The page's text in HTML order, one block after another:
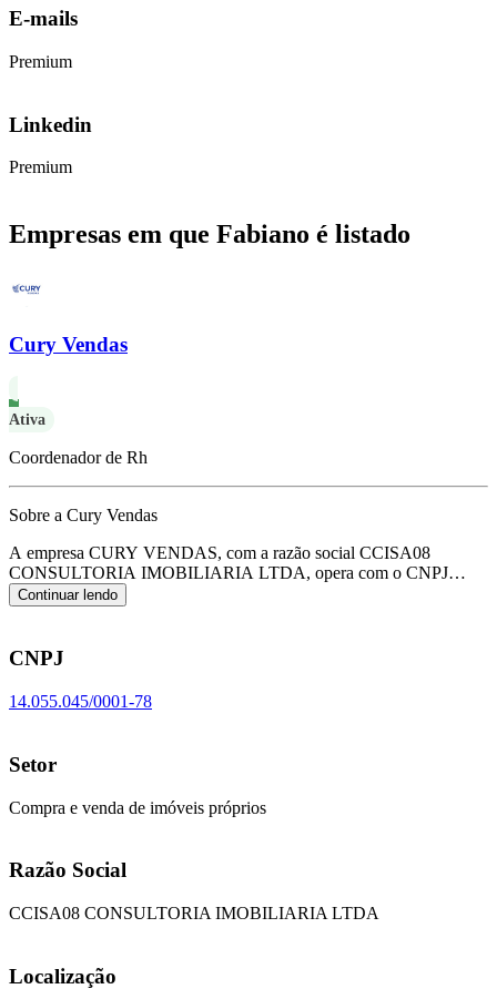
E-mails
Premium
Linkedin
Premium
Empresas em que Fabiano é listado
Cury Vendas
Ativa
Coordenador de Rh
Sobre a Cury Vendas
A empresa CURY VENDAS, com a razão social CCISA08
CONSULTORIA IMOBILIARIA LTDA, opera com o CNPJ
14.055.045/0001-78 e tem sua sede localizada em Sao Paulo/SP.
Seu foco principal de atuação é de compra e venda de imóveis
Continuar lendo
CNPJ
14.055.045/0001-78
Setor
Compra e venda de imóveis próprios
Razão Social
CCISA08 CONSULTORIA IMOBILIARIA LTDA
Localização